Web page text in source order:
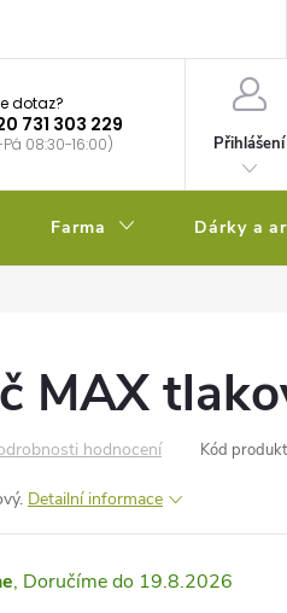
dotaz?
731 303 229
08:30-16:00) Přihlášení
Farma Dárky a
MAX
hodnocení Kód
Detailní informace
19.8.2026